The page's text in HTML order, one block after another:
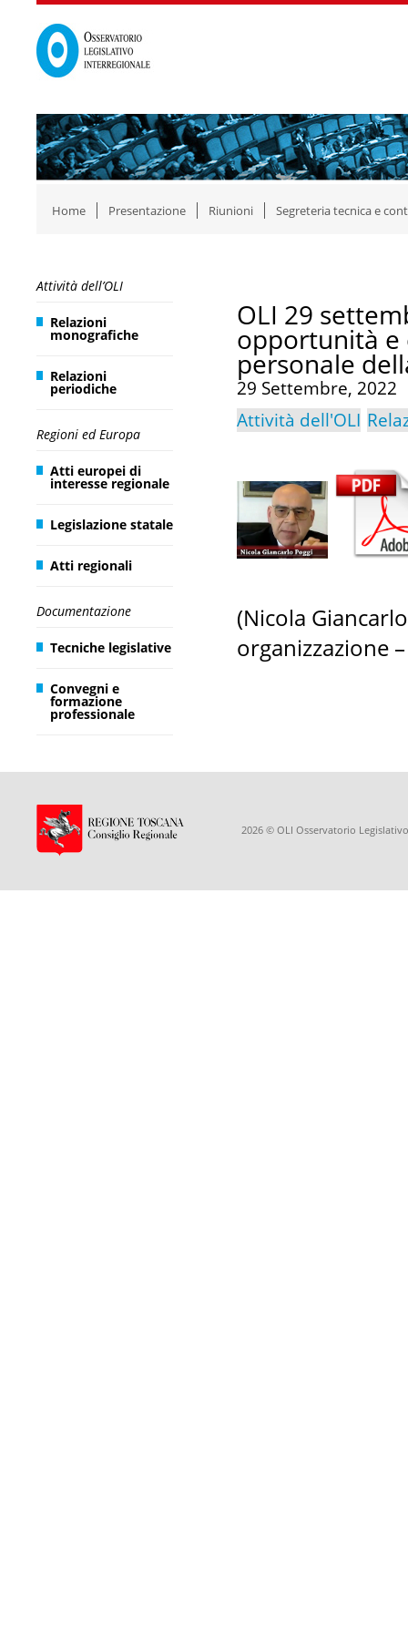
Home Presentazione Riunioni Segreteria tecnica e
Attività dell’OLI
Relazioni
monografiche
Relazioni
periodiche
Regioni ed Europa
Atti europei di
interesse regionale
Legislazione statale
Atti regionali
Documentazione
Tecniche legislative
Convegni e
formazione
professionale
OLI 29
opportunità e
personale
29 Settembre, 2022
Attività dell'OLI
(Nicola
organizzazione
2026 © OLI Osservatorio